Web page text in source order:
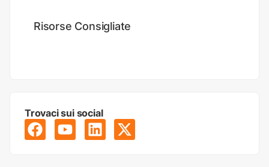
Risorse Consigliate
Trovaci sui social